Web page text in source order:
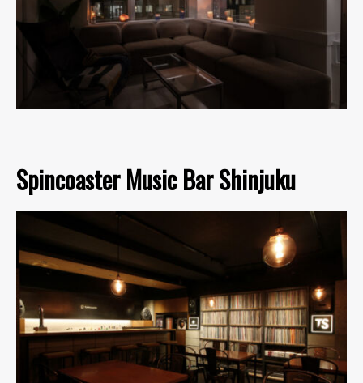
Spincoaster Music Bar Shinjuku